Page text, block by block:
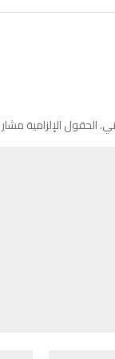
الحقول الإلزامية مشار